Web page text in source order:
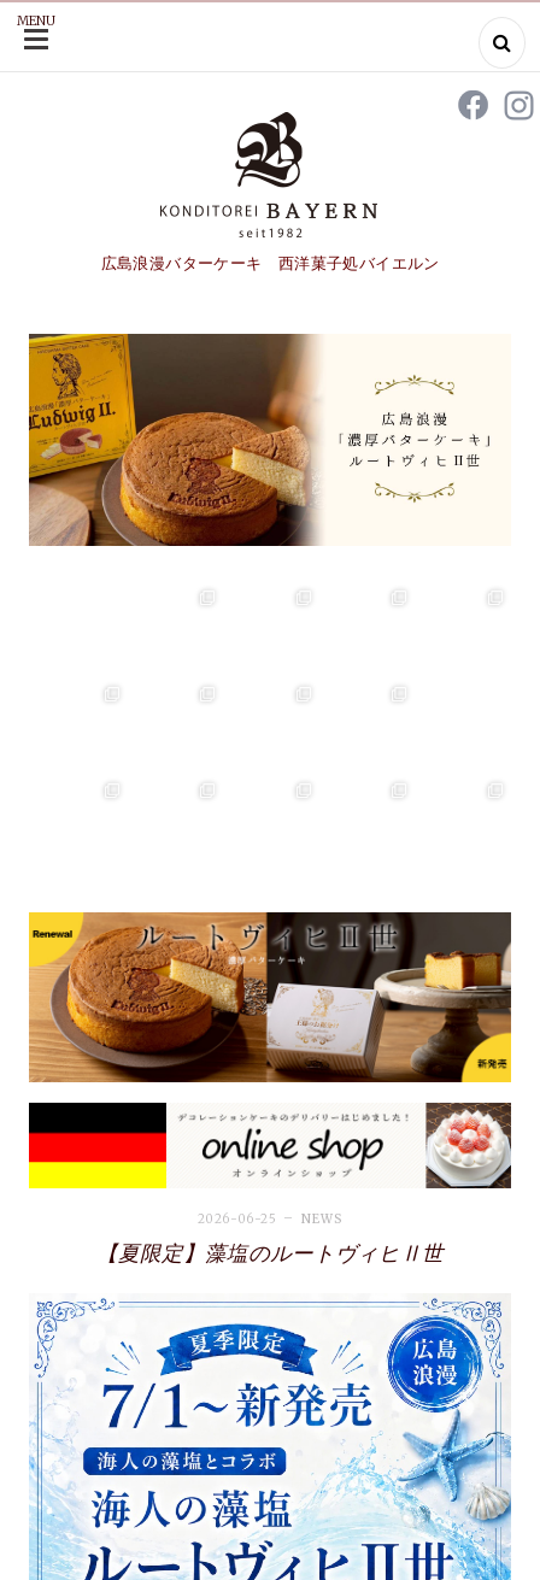
SKIP
CONTENT
広島浪漫バターケーキ 西洋菓子処バイエルン
MENU
2026-06-25 NEWS
【夏限定】藻塩のルートヴィヒⅡ世